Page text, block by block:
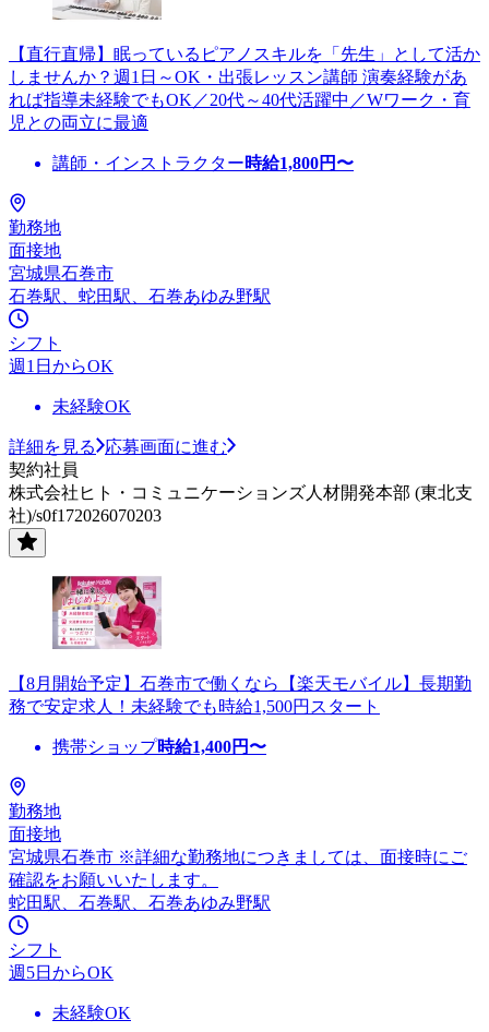
【直行直帰】眠っているピアノスキルを「先生」として活か
しませんか？週1日～OK・出張レッスン講師 演奏経験があ
れば指導未経験でもOK／20代～40代活躍中／Wワーク・育
児との両立に最適
講師・インストラクター時給1,800円〜
勤務地
面接地
宮城県石巻市
石巻駅、蛇田駅、石巻あゆみ野駅
シフト
週1日からOK
未経験OK
詳細を見る
応募画面に進む
契約社員
株式会社ヒト・コミュニケーションズ人材開発本部 (東北支
社)/s0f172026070203
【8月開始予定】石巻市で働くなら【楽天モバイル】長期勤
務で安定求人！未経験でも時給1,500円スタート
携帯ショップ時給1,400円〜
勤務地
面接地
宮城県石巻市 ※詳細な勤務地につきましては、面接時にご
確認をお願いいたします。
蛇田駅、石巻駅、石巻あゆみ野駅
シフト
週5日からOK
未経験OK